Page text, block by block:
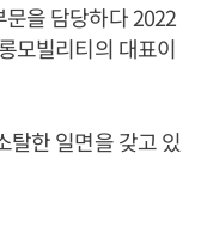
을 담당하다 2022
모빌리티의 대표이
탈한 일면을 갖고 있